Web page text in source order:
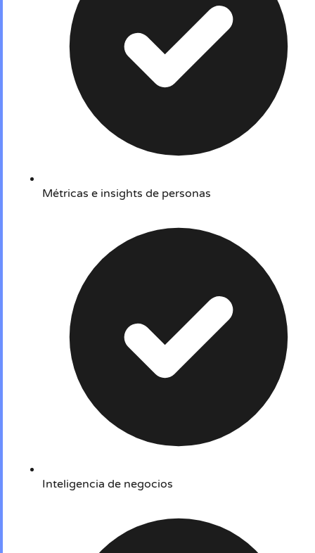
Métricas e insights de personas
Inteligencia de negocios